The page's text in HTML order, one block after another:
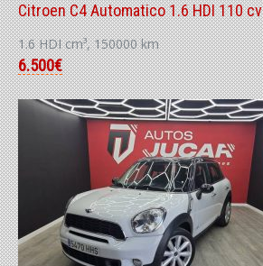
Citroen C4 Automatico 1.6 HDI 110 cv
1.6 HDI cm³, 150000 km
6.500€